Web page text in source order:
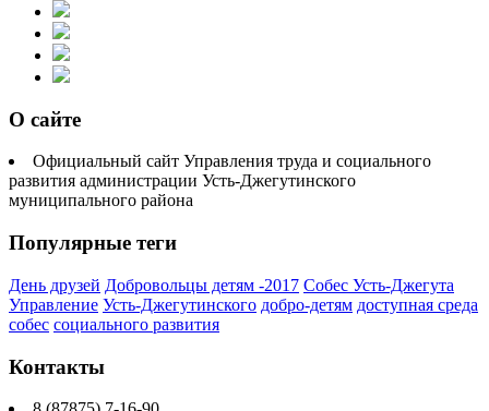
О сайте
Официальный сайт Управления труда и социального
развития администрации Усть-Джегутинского
муниципального района
Популярные теги
День друзей Добровольцы детям -2017 Собес Усть-Джегута
Управление Усть-Джегутинского добро-детям доступная среда
собес социального развития
Контакты